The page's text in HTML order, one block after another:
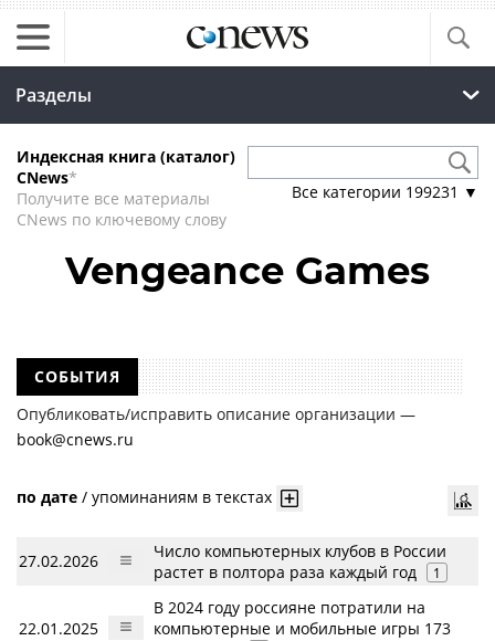
Разделы
Индексная книга (каталог)
CNews*
Получите все материалы
CNews по ключевому слову
Все категории 199231 ▼
Vengeance Games
СОБЫТИЯ
Опубликовать/исправить описание организации —
book@cnews.ru
по дате / упоминаниям в текстах
27.02.2026
Число компьютерных клубов в России
растет в полтора раза каждый год
1
22.01.2025
В 2024 году россияне потратили на
компьютерные и мобильные игры 173